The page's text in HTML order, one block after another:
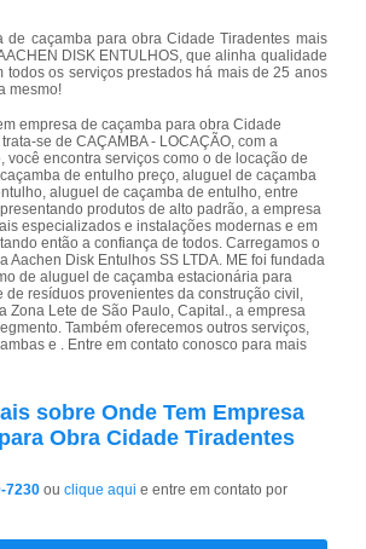
de caçamba para obra Cidade Tiradentes mais
DISK ENTULHOS, que alinha qualidade
todos os serviços prestados há mais de 25 anos
mesmo!
empresa de caçamba para obra Cidade
se de CAÇAMBA - LOCAÇÃO, com a
você encontra serviços como o de locação de
de entulho preço, aluguel de caçamba
aluguel de caçamba de entulho, entre
produtos de alto padrão, a empresa
especializados e instalações modernas e em
então a confiança de todos. Carregamos o
Aachen Disk Entulhos SS LTDA. ME foi fundada
de aluguel de caçamba estacionária para
de resíduos provenientes da construção civil,
Zona Lete de São Paulo, Capital., a empresa
Também oferecemos outros serviços,
e . Entre em contato conosco para mais
sobre Onde Tem Empresa
Obra Cidade Tiradentes
7230ouclique aqui e entre em contato por